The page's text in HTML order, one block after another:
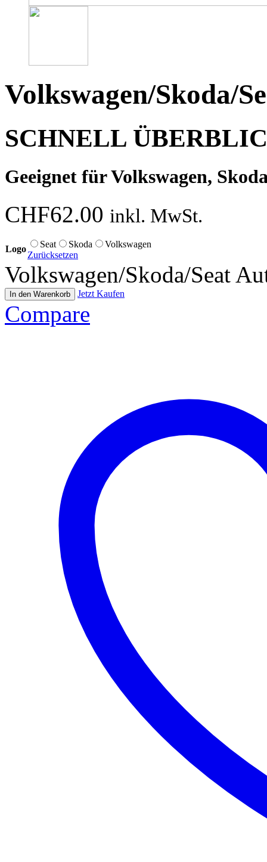
Volkswagen/Skoda/
SCHNELL
Geeignet für Volkswagen,
CHF62.00 inkl. MwSt.
Logo Seat Skoda
Volkswagen
Zurücksetzen
Volkswagen/Skoda/Seat
In den Warenkorb Jetzt Kaufen
Compare